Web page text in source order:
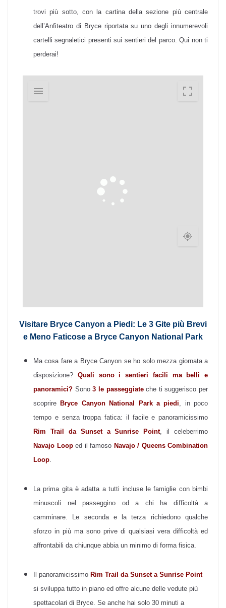
trovi più sotto, con la cartina della sezione più centrale
dell’Anfiteatro di Bryce riportata su uno degli innumerevoli
cartelli segnaletici presenti sui sentieri del parco. Qui non ti
perderai!
Visitare Bryce Canyon a Piedi: Le 3 Gite più Brevi
e Meno Faticose a Bryce Canyon National Park
Ma cosa fare a Bryce Canyon se ho solo mezza giornata a
disposizione? Quali sono i sentieri facili ma belli e
panoramici? Sono3 le passeggiateche ti suggerisco per
scoprire Bryce Canyon National Park a piedi, in poco
tempo e senza troppa fatica: il facile e panoramicissimo
Rim Trail da Sunset a Sunrise Point, il celeberrimo
Navajo Looped il famoso Navajo / Queens Combination
Loop.
La prima gita è adatta a tutti incluse le famiglie con bimbi
minuscoli nel passeggino od a chi ha difficoltà a
camminare. Le seconda e la terza richiedono qualche
sforzo in più ma sono prive di qualsiasi vera difficoltà ed
affrontabili da chiunque abbia un minimo di forma fisica.
Il panoramicissimo Rim Trail da Sunset a Sunrise Point
si sviluppa tutto in piano ed offre alcune delle vedute più
spettacolari di Bryce. Se anche hai solo 30 minuti a